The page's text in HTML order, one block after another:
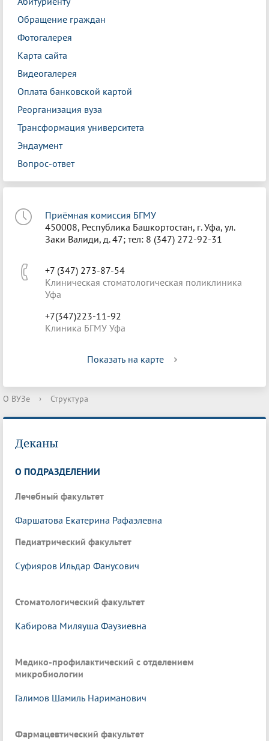
Обращение граждан
Фотогалерея
Карта сайта
Видеогалерея
Оплата банковской картой
Реорганизация вуза
Трансформация университета
Эндаумент
Вопрос-ответ
Приёмная комиссия БГМУ
450008, Республика Башкортостан, г. Уфа, ул.
Заки Валиди, д. 47; тел: 8 (347) 272-92-31
+7 (347) 273-87-54
Клиническая стоматологическая поликлиника
Уфа
+7(347)223-11-92
Клиника БГМУ Уфа
Показать на карте
О ВУЗе › Структура
Деканы
О ПОДРАЗДЕЛЕНИИ
Лечебный факультет
Фаршатова Екатерина Рафаэлевна
Педиатрический факультет
Суфияров Ильдар Фанусович
Стоматологический факультет
Кабирова Миляуша Фаузиевна
Медико-профилактический с отделением
микробиологии
Галимов Шамиль Нариманович
Фармацевтический факультет